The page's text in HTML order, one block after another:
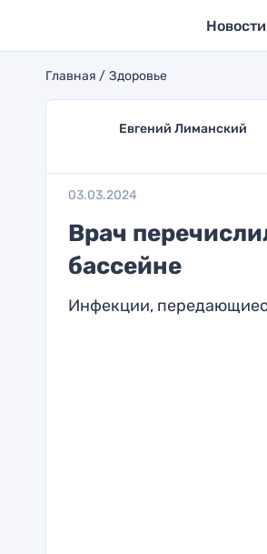
Главная Здоровье
Евгений Лиманский
03.03.2024
Врач
бассейне
Инфекции,